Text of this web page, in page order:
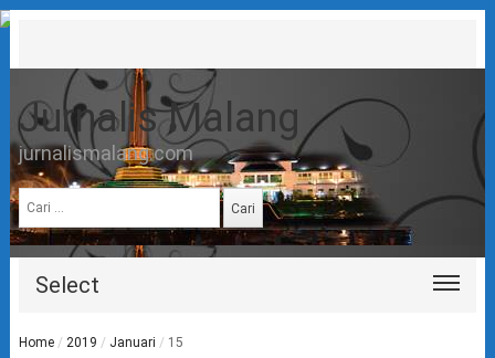
Jurnalis Malang
jurnalismalang.com
Cari
untuk:
Select
Home / 2019 / Januari / 15